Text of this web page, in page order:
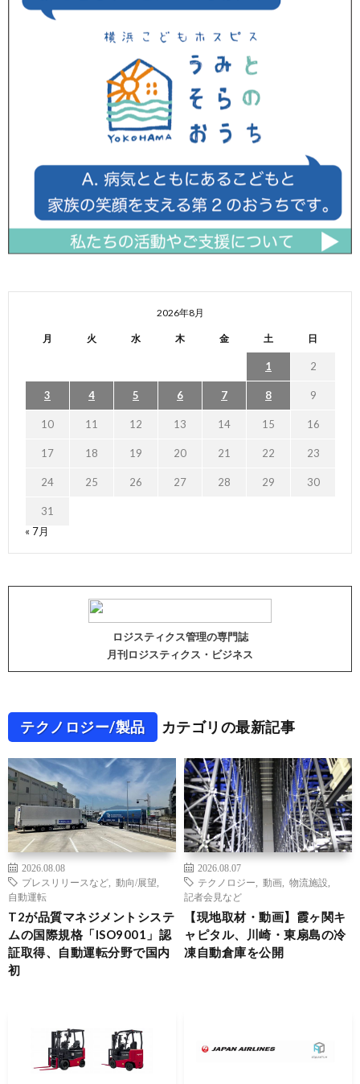
2026年8月
月 火 水 木 金 土 日
1 2
3 4 5 6 7 8 9
10 11 12 13 14 15 16
17 18 19 20 21 22 23
24 25 26 27 28 29 30
31
« 7月
ロジスティクス管理の専門誌
月刊ロジスティクス・ビジネス
テクノロジー/製品 カテゴリの最新記事
2026.08.08
プレスリリースなど
動向/展望
自動運転
T2が品質マネジメントシステ
ムの国際規格「ISO9001」認
証取得、自動運転分野で国内
初
2026.08.07
テクノロジー
動画 物流施設
記者会見など
【現地取材・動画】霞ヶ関キ
ャピタル、川崎・東扇島の冷
凍自動倉庫を公開